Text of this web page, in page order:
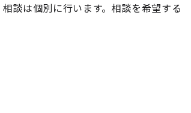
談は個別に行います。相談を希望する